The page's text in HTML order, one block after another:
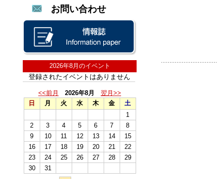
お問い合わせ
2026年8月のイベント
登録されたイベントはありません
<<前月 2026年8月
翌月>>
日
月 火 水 木 金
土
1
2
3 4 5 6 7
8
9
10 11 12 13 14
15
16
17 18 19 20 21
22
23
24 25 26 27 28
29
30
31